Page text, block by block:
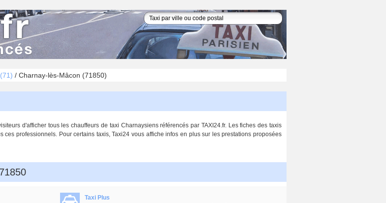
/ Charnay-lès-Mâcon (71850)
d'afficher tous les chauffeurs de taxi Charnaysiens référencés par TAXI24.fr. Les fiches des taxis
professionnels. Pour certains taxis, Taxi24 vous affiche infos en plus sur les prestations proposées
Taxi Plus